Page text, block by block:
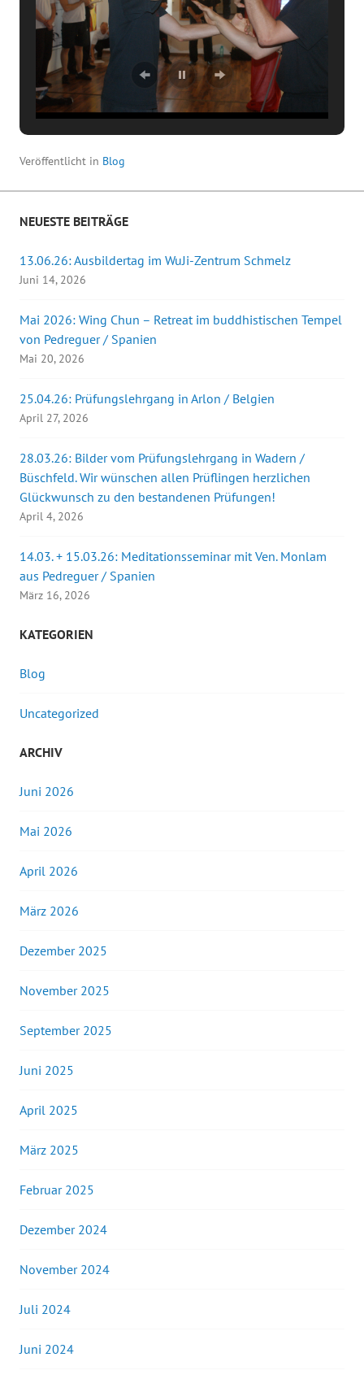
Veröffentlicht in Blog
NEUESTE BEITRÄGE
13.06.26: Ausbildertag im WuJi-Zentrum Schmelz
Juni 14, 2026
Mai 2026: Wing Chun – Retreat im buddhistischen Tempel
von Pedreguer / Spanien
Mai 20, 2026
25.04.26: Prüfungslehrgang in Arlon / Belgien
April 27, 2026
28.03.26: Bilder vom Prüfungslehrgang in Wadern /
Büschfeld. Wir wünschen allen Prüflingen herzlichen
Glückwunsch zu den bestandenen Prüfungen!
April 4, 2026
14.03. + 15.03.26: Meditationsseminar mit Ven. Monlam
aus Pedreguer / Spanien
März 16, 2026
KATEGORIEN
Blog
Uncategorized
ARCHIV
Juni 2026
Mai 2026
April 2026
März 2026
Dezember 2025
November 2025
September 2025
Juni 2025
April 2025
März 2025
Februar 2025
Dezember 2024
November 2024
Juli 2024
Juni 2024